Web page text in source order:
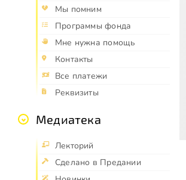
Мы помним
Программы фонда
Мне нужна помощь
Контакты
Все платежи
Реквизиты
Медиатека
Лекторий
Сделано в Предании